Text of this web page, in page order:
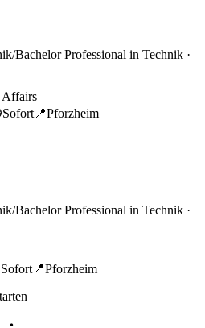
Bachelor Professional in Technik ·
Affairs
Sofort 📍Pforzheim
Bachelor Professional in Technik ·
Sofort 📍Pforzheim